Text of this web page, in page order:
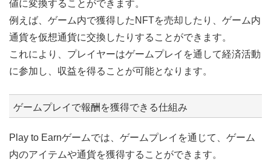
値に変換することができます。
例えば、ゲーム内で獲得したNFTを売却したり、ゲーム内
通貨を仮想通貨に交換したりすることができます。
これにより、プレイヤーはゲームプレイを通して経済活動
に参加し、収益を得ることが可能となります。
ゲームプレイで報酬を獲得できる仕組み
Play to Earnゲームでは、ゲームプレイを通じて、ゲーム
内のアイテムや通貨を獲得することができます。